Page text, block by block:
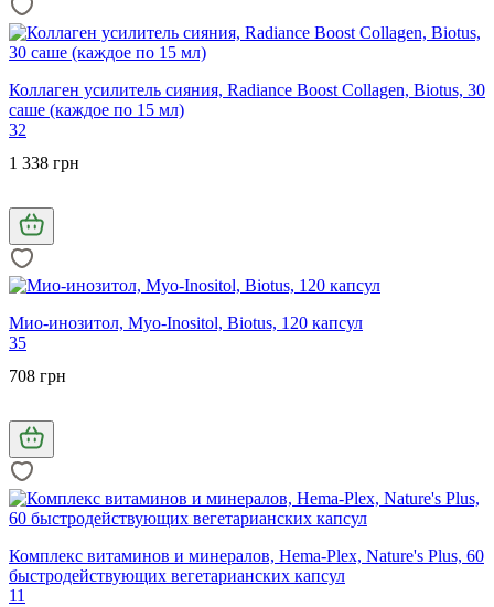
Коллаген усилитель сияния, Radiance Boost Collagen, Biotus, 30
саше (каждое по 15 мл)
32
1 338 грн
Мио-инозитол, Myo-Inositol, Biotus, 120 капсул
35
708 грн
Комплекс витаминов и минералов, Hema-Plex, Nature's Plus, 60
быстродействующих вегетарианских капсул
11